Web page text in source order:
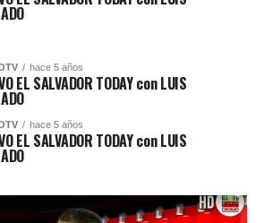
hace 5 años
EL SALVADOR TODAY con LUIS
hace 5 años
EL SALVADOR TODAY con LUIS